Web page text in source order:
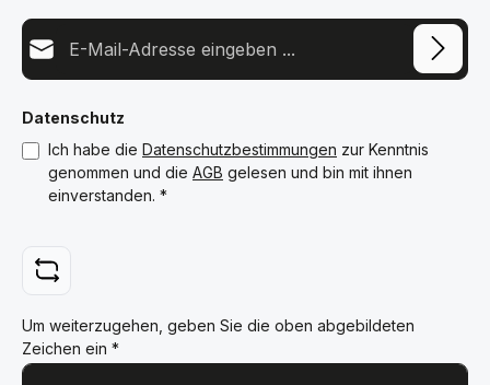
E-Mail-Adresse*
Datenschutz
Ich habe die Datenschutzbestimmungen zur Kenntnis
genommen und die AGB gelesen und bin mit ihnen
einverstanden. *
Um weiterzugehen, geben Sie die oben abgebildeten
Zeichen ein *